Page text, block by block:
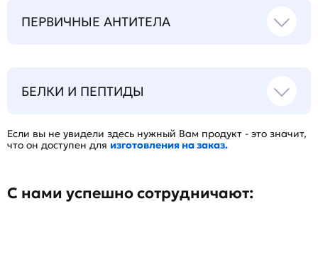
ПЕРВИЧНЫЕ АНТИТЕЛА
БЕЛКИ И ПЕПТИДЫ
Если вы не увидели здесь нужный Вам продукт - это значит,
что он доступен для изготовления на заказ.
С нами успешно сотрудничают: